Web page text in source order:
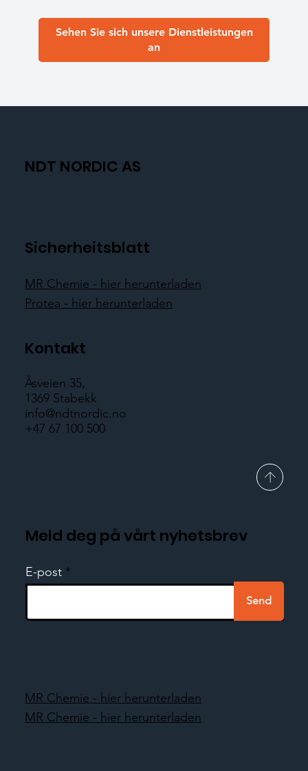
Sehen Sie sich unsere Dienstleistungen
an
NDT NORDIC AS
Sicherheitsblatt
MR Chemie - hier herunterladen
Protea - hier herunterladen
Kontakt
Åsveien 35,
1369 Stabekk
info@ndtnordic.no
+47 67 100 500
Meld deg på vårt nyhetsbrev
E-post
Send
MR Chemie - hier herunterladen
MR Chemie - hier herunterladen